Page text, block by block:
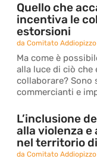
Quello che
incentiva le
estorsioni
daComitato Addiopizzo
Ma come è
alla luce di ciò che
collaborare? Sono
commercianti e
L’inclusione
alla violenza e
nel territorio
daComitato Addiopizzo